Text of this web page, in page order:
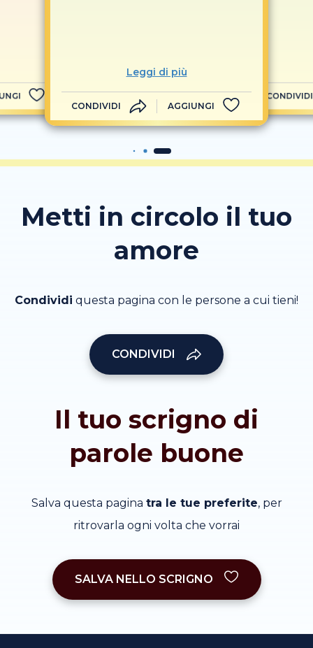
Leggi di più
CONDIVIDI AGGIUNGI
CONDIVIDI
Metti in circolo il tuo
amore
Condividi questa pagina con le persone a cui tieni!
CONDIVIDI
Il tuo scrigno di
parole buone
Salva questa pagina tra le tue preferite, per
ritrovarla ogni volta che vorrai
SALVA NELLO SCRIGNO